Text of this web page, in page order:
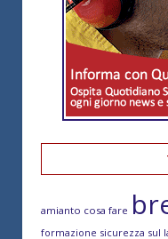
amianto cosa fare
formazione sicurezza sul